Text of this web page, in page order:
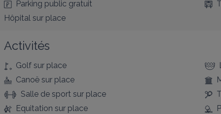
Parking public gratuit
Hôpital sur place
Activités
Golf sur place
Canoë sur place
Salle de sport sur place
Equitation sur place